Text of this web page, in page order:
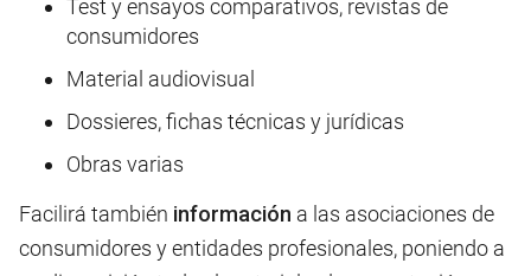
Test y ensayos comparativos, revistas de
consumidores
Material audiovisual
Dossieres, fichas técnicas y jurídicas
Obras varias
Facilirá también información a las asociaciones de
consumidores y entidades profesionales, poniendo a